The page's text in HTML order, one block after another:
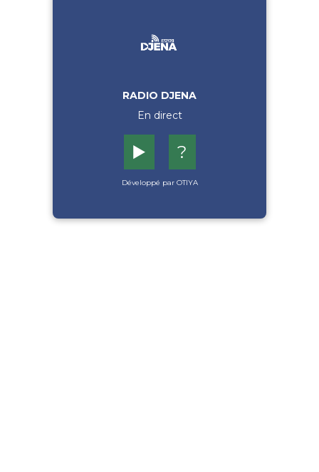
RADIO DJENA
En direct
▶️ ?
Développé par OTIYA